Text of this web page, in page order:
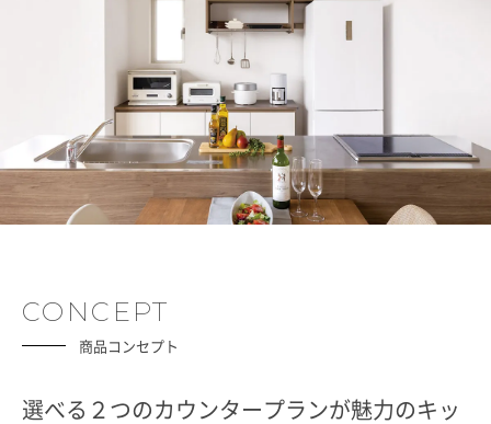
CONCEPT
商品コンセプト
選べる２つのカウンタープランが魅力のキッ